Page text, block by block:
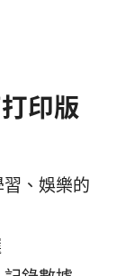
印版
、娛樂的